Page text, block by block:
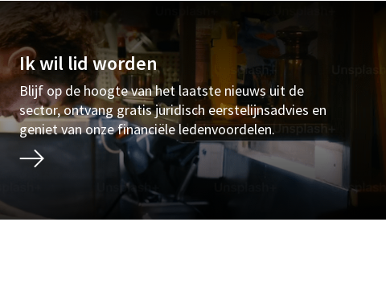
Ik wil lid worden
Blijf op de hoogte van het laatste nieuws uit de
sector, ontvang gratis juridisch eerstelijnsadvies en
geniet van onze financiële ledenvoordelen.